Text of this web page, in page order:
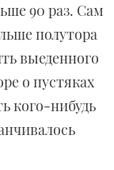
90 раз. Сам
полутора
выеденного
о пустяках
кого-нибудь